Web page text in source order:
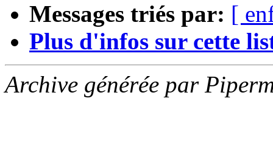
Messages triés par: [
Plus d'infos sur cette
Archive générée par